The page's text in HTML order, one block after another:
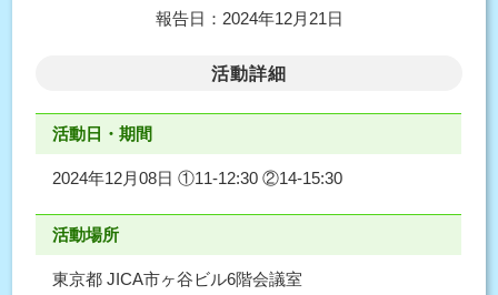
報告日：2024年12月21日
活動詳細
活動日・期間
2024年12月08日 ①11-12:30 ②14-15:30
活動場所
東京都 JICA市ヶ谷ビル6階会議室